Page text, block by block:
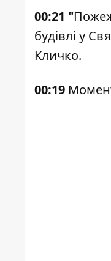
00:21 "
будівлі у
Кличко.
00:19